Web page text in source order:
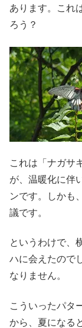
あります。これ
ろう？
これは「ナガサ
が、温暖化に伴
ンです。しかも
議です。
というわけで、
ハに会えたので
なりません。
こういったパタ
から、夏になる